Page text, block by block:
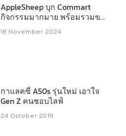
AppleSheep บุก Commart
กิจกรรมมากมาย พร้อมรวมของ
แจกหลักหมื่น
18 November 2024
กาแลคซี่ A50s รุ่นใหม่ เอาใจ
Gen Z คนชอบไลฟ์
24 October 2019